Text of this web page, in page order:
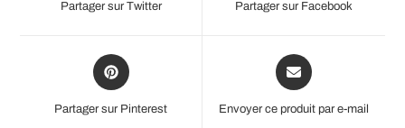
new
Partager sur Twitter Partager sur Facebook
Opens
in
Partager sur Pinterest
Opens
in
new
Envoyer ce produit par e-mail